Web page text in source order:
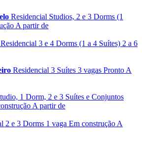
Residencial Studios, 2 e 3 Dorms (1
A partir de
Residencial 3 e 4 Dorms (1 a 4 Suítes) 2 a 6
Residencial 3 Suítes 3 vagas Pronto A
1 Dorm, 2 e 3 Suítes e Conjuntos
A partir de
2 e 3 Dorms 1 vaga Em construção A